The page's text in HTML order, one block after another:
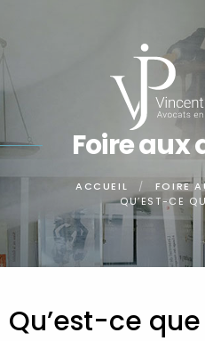
Panneau de gestion des
Foire aux
ACCUEIL
FOIRE
QU’EST-CE
Qu’est-ce que